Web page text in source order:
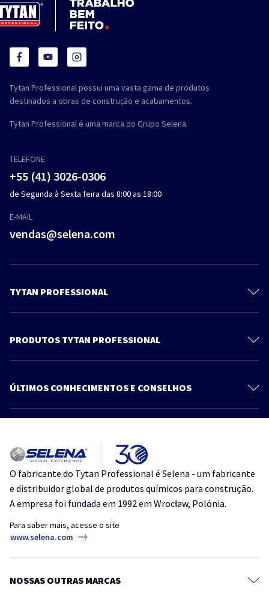
Tytan Professional possui uma vasta gama de produtos
destinados a obras de construção e acabamentos.
Tytan Professional é uma marca do Grupo Selena.
TELEFONE
+55 (41) 3026-0306
de Segunda à Sexta feira das 8:00 as 18:00
E-MAIL
vendas@selena.com
TYTAN PROFESSIONAL
Contato
Produtos
PRODUTOS TYTAN PROFESSIONAL
Espuma Adesiva
ÚLTIMOS CONHECIMENTOS E CONSELHOS
Mais artigos
Como vedar portas e janelas no inverno sem danificar esquadrias de
PVC e alumínio
Selante à base d’água: onde usar e como aplicar corretamente
Como evitar infiltrações com o uso correto de selantes
O fabricante do Tytan Professional é Selena - um fabricante
e distribuidor global de produtos químicos para construção.
A empresa foi fundada em 1992 em Wrocław, Polónia.
Para saber mais, acesse o site
www.selena.com
NOSSAS OUTRAS MARCAS